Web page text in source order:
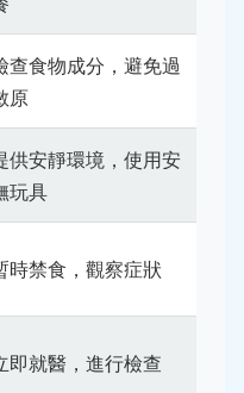
查食物成分，避免過
原
供安靜環境，使用安
玩具
時禁食，觀察症狀
即就醫，進行檢查